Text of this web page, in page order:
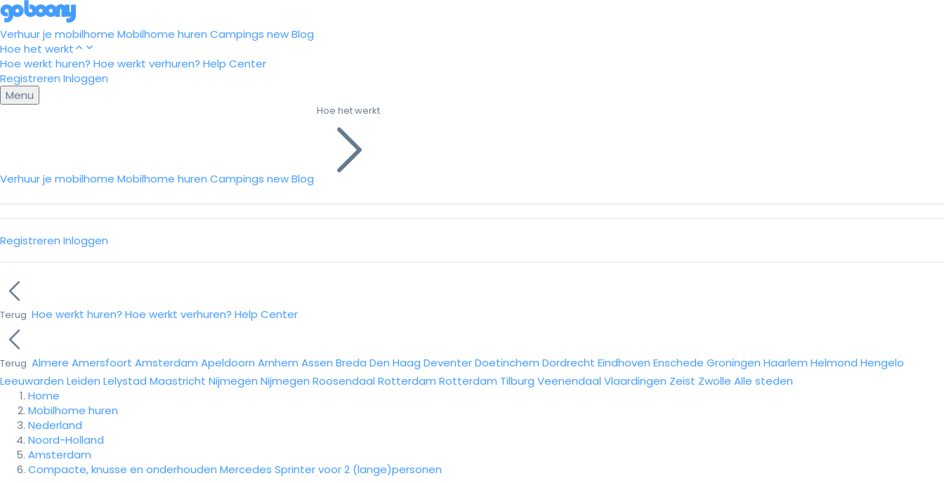
Verhuur je mobilhome Mobilhome huren Campings newBlog
Hoe het werkt
Hoe werkt huren? Hoe werkt verhuren? Help Center
Registreren Inloggen
Menu
Verhuur je mobilhome Mobilhome huren Campings newBlog
Hoe het werkt
Registreren Inloggen
Terug Hoe werkt huren? Hoe werkt verhuren? Help Center
Terug Almere Amersfoort Amsterdam Apeldoorn Arnhem Assen Breda Den Haag DeventerDoetinchem Dordrecht Eindhoven Enschede Groningen Haarlem Helmond Hengelo
Leeuwarden Leiden Lelystad Maastricht Nijmegen Nijmegen Roosendaal Rotterdam Rotterdam Tilburg Veenendaal Vlaardingen Zeist Zwolle Alle steden
Home
Mobilhome huren
Nederland
Noord-Holland
Amsterdam
Compacte, knusse en onderhouden Mercedes Sprinter voor 2 (lange)personen